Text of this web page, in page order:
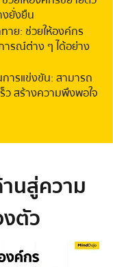
ยั่งยืน
ย: ช่วยให้องค์กร
รณ์ต่าง ๆ ได้อย่าง
การแข่งขัน: สามารถ
ว สร้างความพึงพอใจ
นสู่ความ
ตัว